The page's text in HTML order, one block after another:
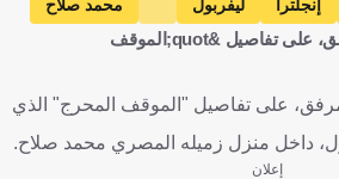
إنجلترا ليفربول
محمد صلاح
كرة قدم
تعرف من خلال الفيديو المرفق، على تفاصيل &quot;الموقف
على تفاصيل "الموقف المحرج" الذي
داخل منزل زميله المصري محمد صلاح.
إعلان